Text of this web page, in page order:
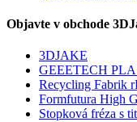
Objavte v obchode
3DJAKE
GEEETECH
Recycling Fabrik
Formfutura High
Stopková fréza s